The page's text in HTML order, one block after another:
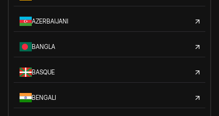
AZERBAIJANI
BANGLA
BASQUE
BENGALI